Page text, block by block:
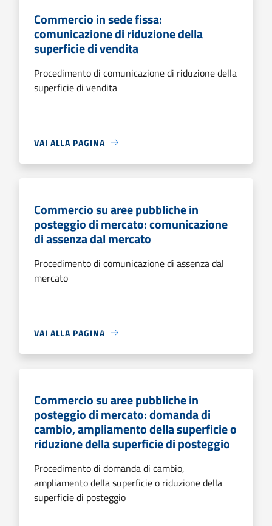
Commercio in sede fissa:
comunicazione di riduzione della
superficie di vendita
Procedimento di comunicazione di riduzione della
superficie di vendita
VAI ALLA PAGINA
Commercio su aree pubbliche in
posteggio di mercato: comunicazione
di assenza dal mercato
Procedimento di comunicazione di assenza dal
mercato
VAI ALLA PAGINA
Commercio su aree pubbliche in
posteggio di mercato: domanda di
cambio, ampliamento della superficie o
riduzione della superficie di posteggio
Procedimento di domanda di cambio,
ampliamento della superficie o riduzione della
superficie di posteggio